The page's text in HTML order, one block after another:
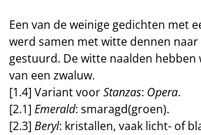
Een van de weinige gedichten met
werd samen met witte dennen naar
gestuurd. De witte naalden hebben
van een zwaluw.
[1.4] Variant voorStanzas: Opera.
[2.1]Emerald: smaragd(groen).
[2.3]Beryl: kristallen, vaak licht- of